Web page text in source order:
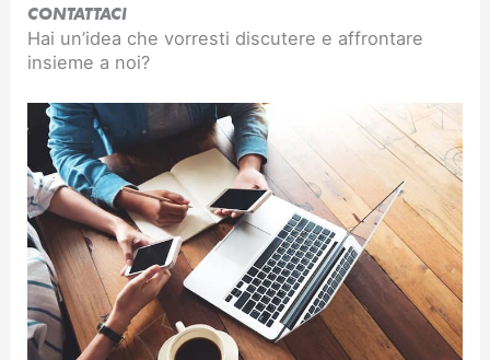
CONTATTACI
Hai un’idea che vorresti discutere e affrontare
insieme a noi?